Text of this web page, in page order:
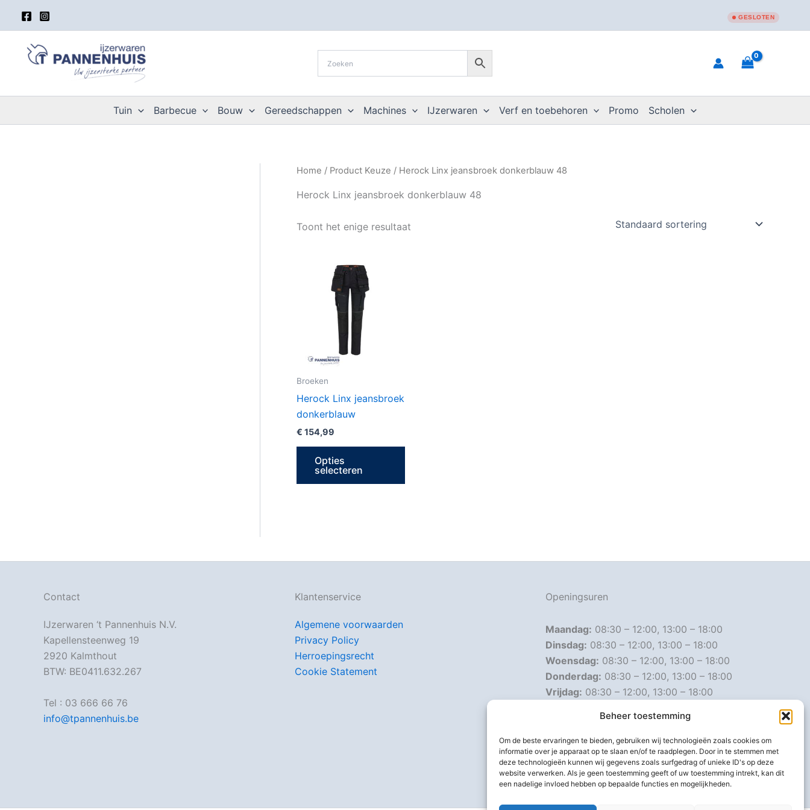
Beheer toestemming
Om de beste ervaringen te bieden, gebruiken wij technologieën zoals cookies om
informatie over je apparaat op te slaan en/of te raadplegen. Door in te stemmen met
deze technologieën kunnen wij gegevens zoals surfgedrag of unieke ID's op deze
website verwerken. Als je geen toestemming geeft of uw toestemming intrekt, kan dit
een nadelige invloed hebben op bepaalde functies en mogelijkheden.
inhoud
GESLOTEN
Tuin Barbecue Bouw Gereedschappen Machines IJzerwaren Verf en toebehoren Promo Scholen
Home / Product Keuze / Herock Linx jeansbroek donkerblauw 48
Herock Linx jeansbroek donkerblauw 48
Toont het enige resultaat
Broeken
Herock Linx jeansbroek
donkerblauw
€ 154,99
Opties
selecteren
Contact
IJzerwaren ‘t Pannenhuis N.V.
Kapellensteenweg 19
2920 Kalmthout
BTW: BE0411.632.267
Tel : 03 666 66 76
info@tpannenhuis.be
Klantenservice
Algemene voorwaarden
Privacy Policy
Herroepingsrecht
Cookie Statement
Openingsuren
Maandag: 08:30 – 12:00, 13:00 – 18:00
Dinsdag: 08:30 – 12:00, 13:00 – 18:00
Woensdag: 08:30 – 12:00, 13:00 – 18:00
Donderdag: 08:30 – 12:00, 13:00 – 18:00
Vrijdag: 08:30 – 12:00, 13:00 – 18:00
Gesloten
Afwijkende openingsuren